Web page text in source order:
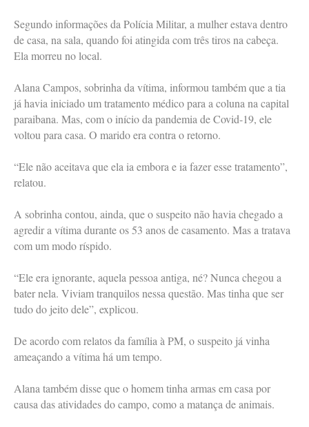
Segundo informações da Polícia Militar, a mulher estava dentro
de casa, na sala, quando foi atingida com três tiros na cabeça.
Ela morreu no local.
Alana Campos, sobrinha da vítima, informou também que a tia
já havia iniciado um tratamento médico para a coluna na capital
paraibana. Mas, com o início da pandemia de Covid-19, ele
voltou para casa. O marido era contra o retorno.
“Ele não aceitava que ela ia embora e ia fazer esse tratamento”,
relatou.
A sobrinha contou, ainda, que o suspeito não havia chegado a
agredir a vítima durante os 53 anos de casamento. Mas a tratava
com um modo ríspido.
“Ele era ignorante, aquela pessoa antiga, né? Nunca chegou a
bater nela. Viviam tranquilos nessa questão. Mas tinha que ser
tudo do jeito dele”, explicou.
De acordo com relatos da família à PM, o suspeito já vinha
ameaçando a vítima há um tempo.
Alana também disse que o homem tinha armas em casa por
causa das atividades do campo, como a matança de animais.